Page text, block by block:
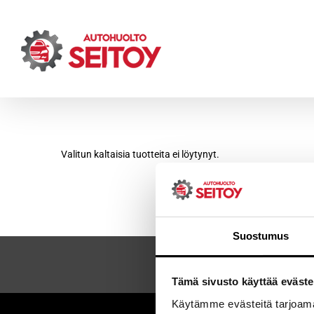
Suostumus
Tämä sivusto käyttää
Käytämme evästeitä
content
Valitun kaltaisia tuotteita ei löytynyt.